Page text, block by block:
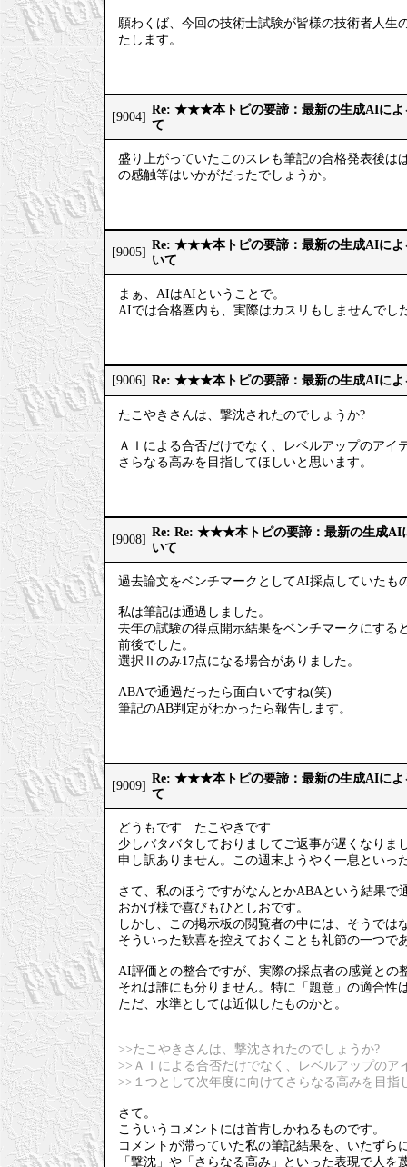
願わくば、今回の技術士試験が皆様の技術者人生
たします。
[9004]
Re: ★★★本トピの要諦：最新の生成AIによ
て
盛り上がっていたこのスレも筆記の合格発表後
の感触等はいかがだったでしょうか。
[9005]
Re: ★★★本トピの要諦：最新の生成AIによ
いて
まぁ、AIはAIということで。
AIでは合格圏内も、実際はカスリもしませんでし
[9006] Re: ★★★本トピの要諦：最新の生成AIによ
たこやきさんは、撃沈されたのでしょうか?
ＡＩによる合否だけでなく、レベルアップのアイ
さらなる高みを目指してほしいと思います。
[9008]
Re: Re: ★★★本トピの要諦：最新の生成AI
いて
過去論文をベンチマークとしてAI採点していたも
私は筆記は通過しました。
去年の試験の得点開示結果をベンチマークにす
前後でした。
選択Ⅱのみ17点になる場合がありました。
ABAで通過だったら面白いですね(笑)
筆記のAB判定がわかったら報告します。
[9009]
Re: ★★★本トピの要諦：最新の生成AIによ
て
どうもです たこやきです
少しバタバタしておりましてご返事が遅くなりま
申し訳ありません。この週末ようやく一息といっ
さて、私のほうですがなんとかABAという結果で
おかげ様で喜びもひとしおです。
しかし、この掲示板の閲覧者の中には、そうでは
そういった歓喜を控えておくことも礼節の一つで
AI評価との整合ですが、実際の採点者の感覚との
それは誰にも分りません。特に「題意」の適合性
ただ、水準としては近似したものかと。
>>たこやきさんは、撃沈されたのでしょうか?
>>ＡＩによる合否だけでなく、レベルアップのア
>>１つとして次年度に向けてさらなる高みを目指
さて。
こういうコメントには首肯しかねるものです。
コメントが滞っていた私の筆記結果を、いたずら
「撃沈」や「さらなる高み」といった表現で人を